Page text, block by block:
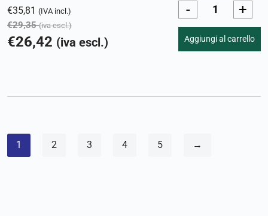
€35,81 (IVA incl.)
€29,35 (iva escl.)
€26,42 (iva escl.)
- +
Aggiungi al carrello
1 2 3 4 5 →